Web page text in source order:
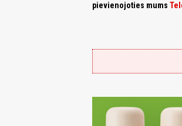
pievienojoties mums